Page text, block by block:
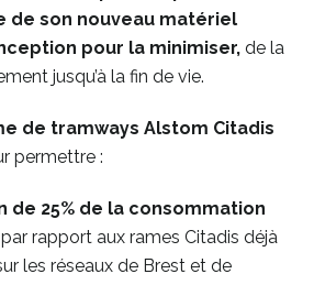
de son nouveau matériel
pour la minimiser, de la
jusqu’à la fin de vie.
de tramways Alstom Citadis
permettre :
de 25% de la consommation
par rapport aux rames Citadis déjà
les réseaux de Brest et de